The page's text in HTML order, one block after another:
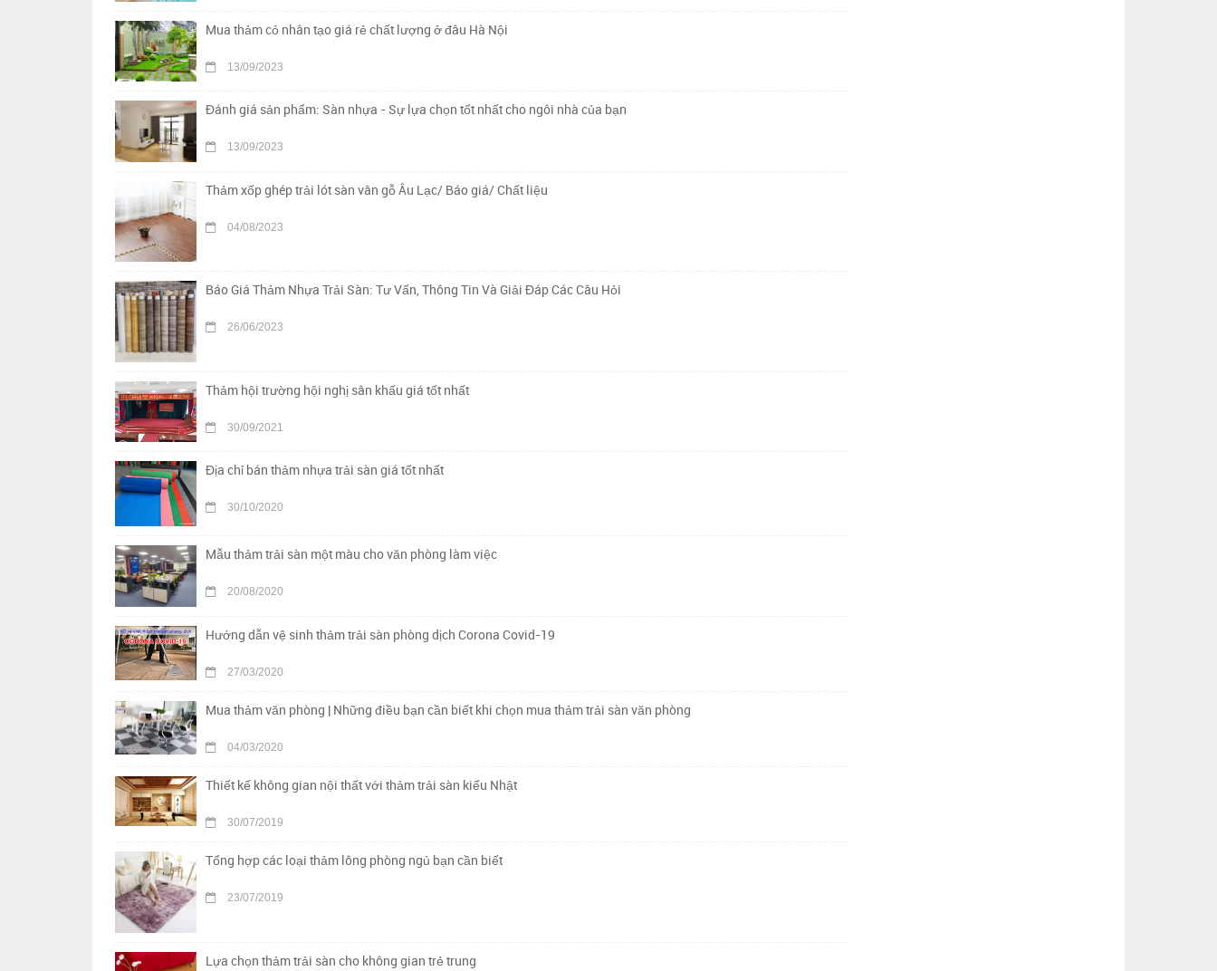
Mua thảm cỏ nhân tạo giá rẻ chất lượng ở đâu Hà Nội
13/09/2023
Đánh giá sản phẩm: Sàn nhựa - Sự lựa chọn tốt nhất cho ngôi nhà của bạn
13/09/2023
Thảm xốp ghép trải lót sàn vân gỗ Âu Lạc/ Báo giá/ Chất liệu
04/08/2023
Báo Giá Thảm Nhựa Trải Sàn: Tư Vấn, Thông Tin Và Giải Đáp Các Câu Hỏi
26/06/2023
Thảm hội trường hội nghị sân khấu giá tốt nhất
30/09/2021
Địa chỉ bán thảm nhựa trải sàn giá tốt nhất
30/10/2020
Mẫu thảm trải sàn một màu cho văn phòng làm việc
20/08/2020
Hướng dẫn vệ sinh thảm trải sàn phòng dịch Corona Covid-19
27/03/2020
Mua thảm văn phòng | Những điều bạn cần biết khi chọn mua thảm trải sàn văn phòng
04/03/2020
Thiết kế không gian nội thất với thảm trải sàn kiểu Nhật
30/07/2019
Tổng hợp các loại thảm lông phòng ngủ bạn cần biết
23/07/2019
Lựa chọn thảm trải sàn cho không gian trẻ trung